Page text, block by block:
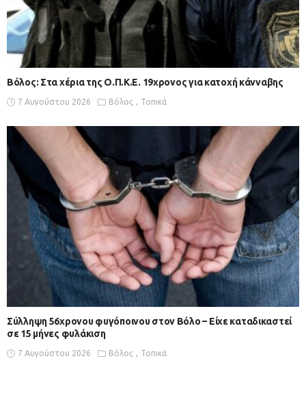
Βόλος: Στα χέρια της Ο.Π.Κ.Ε. 19χρονος για κατοχή κάνναβης
7 Αυγούστου 2026 Βόλος Τοπικά
Σύλληψη 56χρονου φυγόποινου στον Βόλο – Είχε καταδικαστεί
σε 15 μήνες φυλάκιση
7 Αυγούστου 2026 Βόλος Τοπικά